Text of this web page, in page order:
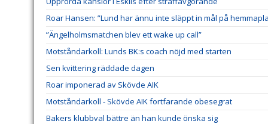
Roar Hansen: ”Lund har ännu inte släppt in mål på
”Ängelholmsmatchen blev ett wake up call”
Motståndarkoll: Lunds BK:s coach nöjd med starten
Sen kvittering räddade dagen
Roar imponerad av Skövde AIK
Motståndarkoll - Skövde AIK fortfarande obesegrat
Bakers klubbval bättre än han kunde önska sig